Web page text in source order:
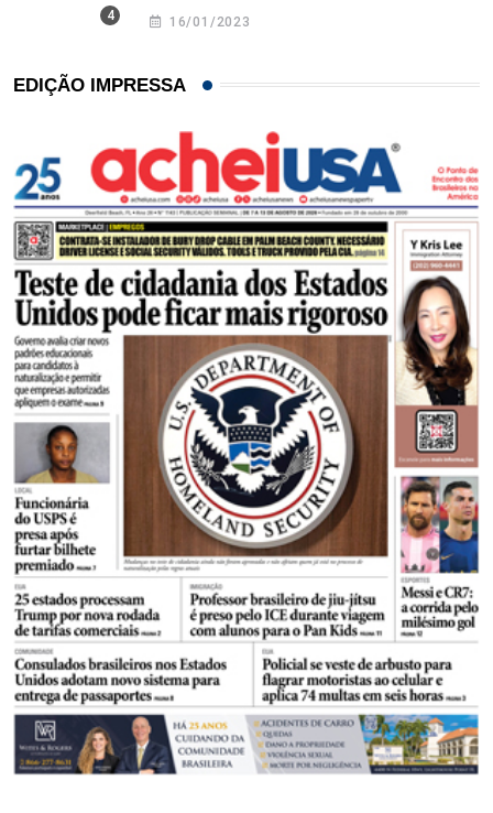
16/01/2023
EDIÇÃO IMPRESSA